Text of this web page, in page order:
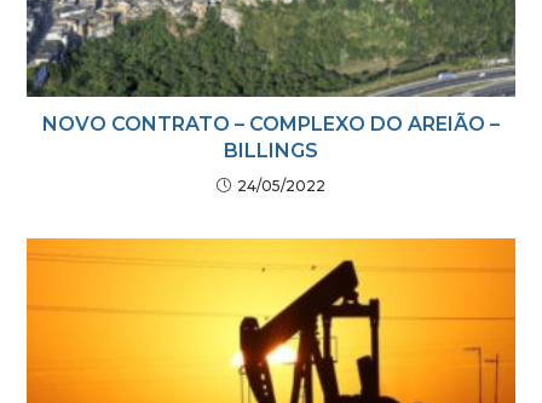
NOVO CONTRATO – COMPLEXO DO AREIÃO –
BILLINGS
24/05/2022